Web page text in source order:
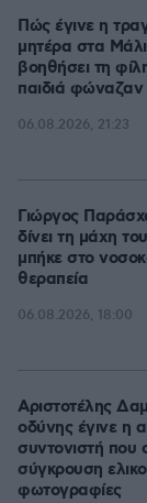
Πώς έγινε η
μητέρα στα
βοηθήσει τη
παιδιά φώναζαν
06.08.2026, 21:23
Γιώργος
δίνει τη μάχη
μπήκε στο
θεραπεία
06.08.2026, 18:00
Αριστοτέλης
οδύνης έγινε η
συντονιστή που
σύγκρουση
φωτογραφίες